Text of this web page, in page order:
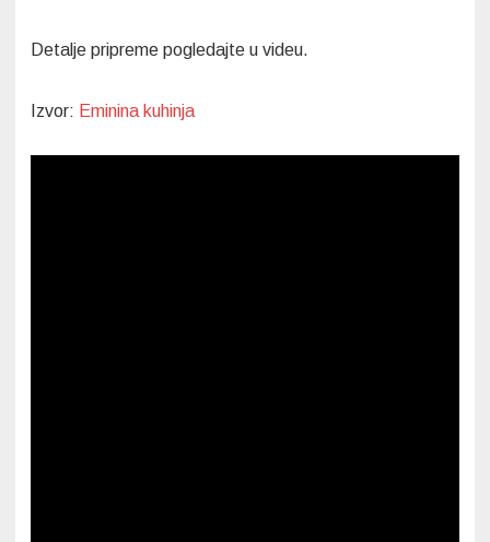
Detalje pripreme pogledajte u videu.
Izvor: Eminina kuhinja